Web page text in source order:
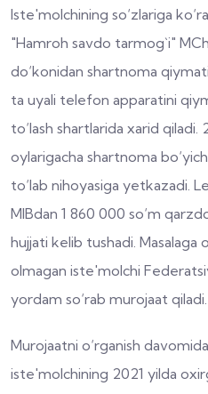
Iste'molchining so‘zlariga
"Hamroh savdo tarmog`i"
do‘konidan shartnoma
ta uyali telefon apparatini
to‘lash shartlarida xarid qiladi.
oylarigacha shartnoma
to‘lab nihoyasiga yetkazadi.
MIBdan 1 860 000 so‘m
hujjati kelib tushadi. Masalaga
olmagan iste'molchi
yordam so‘rab murojaat qiladi.
Murojaatni o‘rganish
iste'molchining 2021 yilda